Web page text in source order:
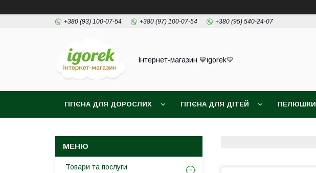
+380 (93) 100-07-54 +380 (97) 100-07-54 +380 (95) 540-24-07
Інтернет-магазин 💙igorek💛
ГІГІЄНА ДЛЯ ДОРОСЛИХ ГІГІЄНА ДЛЯ ДІТЕЙ ПЕЛЮШКИ
Товари та послуги